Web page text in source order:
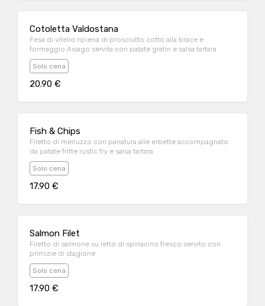
Cotoletta Valdostana
Fesa di vitello ripiena di prosciutto cotto alla brace e
formaggio Asiago servita con patate gratin e salsa tartara
Solo cena
20.90 €
Fish & Chips
Filetto di merluzzo con panatura alle erbette accompagnato
da patate fritte rustic fry e salsa tartara
Solo cena
17.90 €
Salmon Filet
Filetto di salmone su letto di spinacino fresco servito con
primizie di stagione
Solo cena
17.90 €